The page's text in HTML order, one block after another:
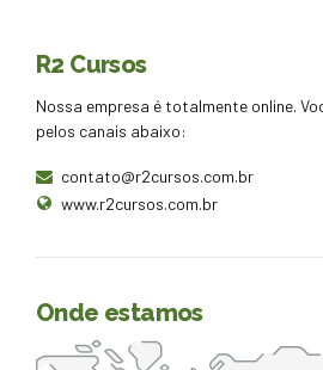
R2 Cursos
Nossa empresa é totalmente online.
pelos canais abaixo:
contato@r2cursos.com.br
www.r2cursos.com.br
Onde estamos